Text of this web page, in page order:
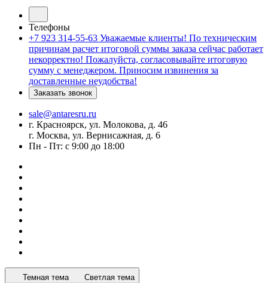
Телефоны
+7 923 314-55-63 Уважаемые клиенты! По техническим
причинам расчет итоговой суммы заказа сейчас работает
некорректно! Пожалуйста, согласовывайте итоговую
сумму с менеджером. Приносим извинения за
доставленные неудобства!
Заказать звонок
sale@antaresru.ru
г. Красноярск, ул. Молокова, д. 46
г. Москва, ул. Вернисажная, д. 6
Пн - Пт: с 9:00 до 18:00
Темная тема Светлая тема